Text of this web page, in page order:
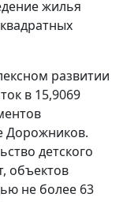
жилья
развитии
в 15,9069
Дорожников.
детского
объектов
не более 63